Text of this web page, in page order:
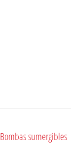
Bombas sumergibles